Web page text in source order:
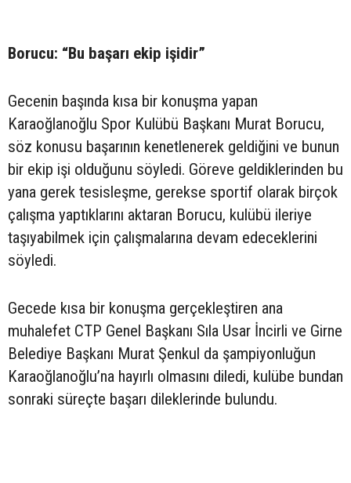
Borucu: “Bu başarı ekip işidir”
Gecenin başında kısa bir konuşma yapan
Karaoğlanoğlu Spor Kulübü Başkanı Murat Borucu,
söz konusu başarının kenetlenerek geldiğini ve bunun
bir ekip işi olduğunu söyledi. Göreve geldiklerinden bu
yana gerek tesisleşme, gerekse sportif olarak birçok
çalışma yaptıklarını aktaran Borucu, kulübü ileriye
taşıyabilmek için çalışmalarına devam edeceklerini
söyledi.
Gecede kısa bir konuşma gerçekleştiren ana
muhalefet CTP Genel Başkanı Sıla Usar İncirli ve Girne
Belediye Başkanı Murat Şenkul da şampiyonluğun
Karaoğlanoğlu’na hayırlı olmasını diledi, kulübe bundan
sonraki süreçte başarı dileklerinde bulundu.